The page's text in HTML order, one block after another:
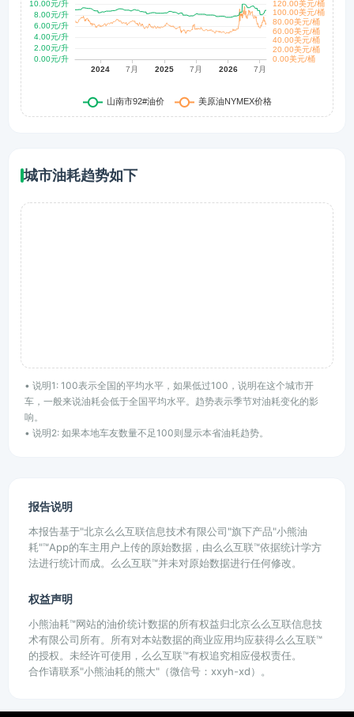
城市油耗趋势如下
• 说明1: 100表示全国的平均水平，如果低过100，说明在这个城市开
车，一般来说油耗会低于全国平均水平。趋势表示季节对油耗变化的影
响。
• 说明2: 如果本地车友数量不足100则显示本省油耗趋势。
报告说明
本报告基于"北京么么互联信息技术有限公司"旗下产品"小熊油
耗"™App的车主用户上传的原始数据，由么么互联™依据统计学方
法进行统计而成。么么互联™并未对原始数据进行任何修改。
权益声明
小熊油耗™网站的油价统计数据的所有权益归北京么么互联信息技
术有限公司所有。所有对本站数据的商业应用均应获得么么互联™
的授权。未经许可使用，么么互联™有权追究相应侵权责任。
合作请联系"小熊油耗的熊大"（微信号：xxyh-xd）。